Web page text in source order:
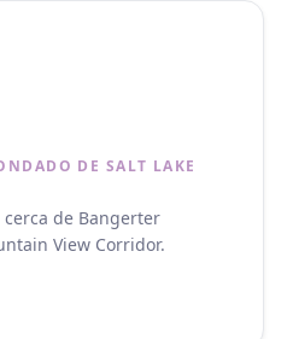
DE SALT LAKE
de Bangerter
View Corridor.